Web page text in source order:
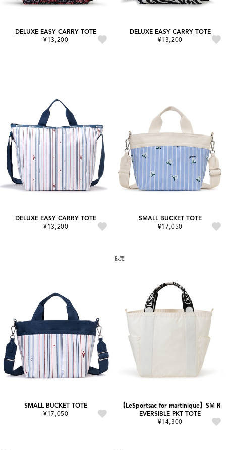
DELUXE EASY CARRY TOTE
¥13,200
DELUXE EASY CARRY TOTE
¥13,200
DELUXE EASY CARRY TOTE
¥13,200
SMALL BUCKET TOTE
¥17,050
SMALL BUCKET TOTE
¥17,050
限定
【LeSportsac for martinique】SM R
EVERSIBLE PKT TOTE
¥14,300